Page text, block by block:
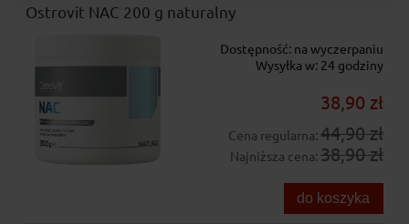
Ostrovit NAC 200 g naturalny
Dostępność: na wyczerpaniu
Wysyłka w: 24 godziny
38,90 zł
Cena regularna: 44,90 zł
Najniższa cena: 38,90 zł
do koszyka